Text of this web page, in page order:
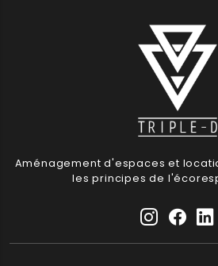
Aménagement d'espaces et
les principes de